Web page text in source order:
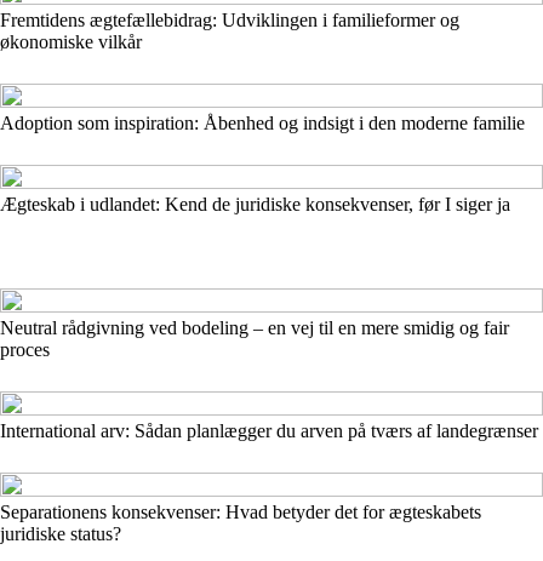
Fremtidens ægtefællebidrag: Udviklingen i familieformer og
økonomiske vilkår
Adoption som inspiration: Åbenhed og indsigt i den moderne familie
Ægteskab i udlandet: Kend de juridiske konsekvenser, før I siger ja
Neutral rådgivning ved bodeling – en vej til en mere smidig og fair
proces
International arv: Sådan planlægger du arven på tværs af landegrænser
Separationens konsekvenser: Hvad betyder det for ægteskabets
juridiske status?